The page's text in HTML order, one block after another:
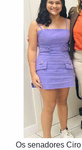
Os senadores